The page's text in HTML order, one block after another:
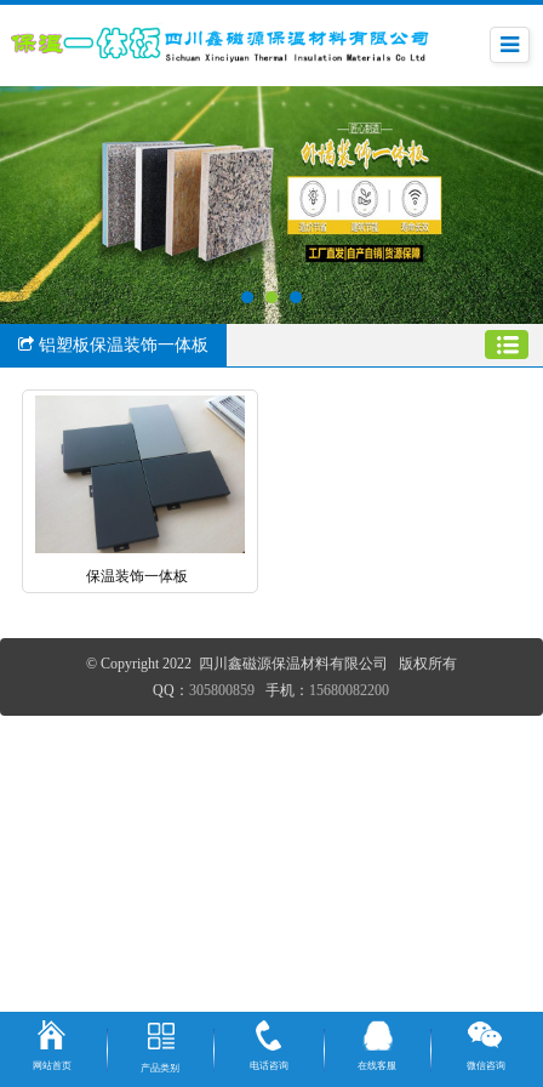
铝塑板保温装饰一体板
保温装饰一体板
© Copyright 2022 四川鑫磁源保温材料有限公司 版权所有
QQ：305800859 手机： 15680082200
网站首页 产品类别 电话咨询 在线客服 微信咨询